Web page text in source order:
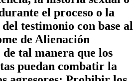
el proceso o la
testimonio con base al
de Alienación
tal manera que los
puedan combatir la